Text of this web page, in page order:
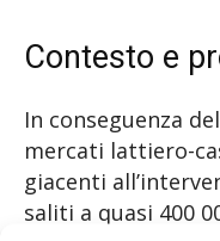
Contesto e
In conseguenza
mercati lattiero-
giacenti
saliti a quasi 400